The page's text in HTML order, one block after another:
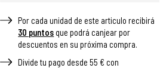
Por cada unidad de este articulo recibirá
30 puntos que podrá canjear por
descuentos en su próxima compra.
Divide tu pago desde 55 € con